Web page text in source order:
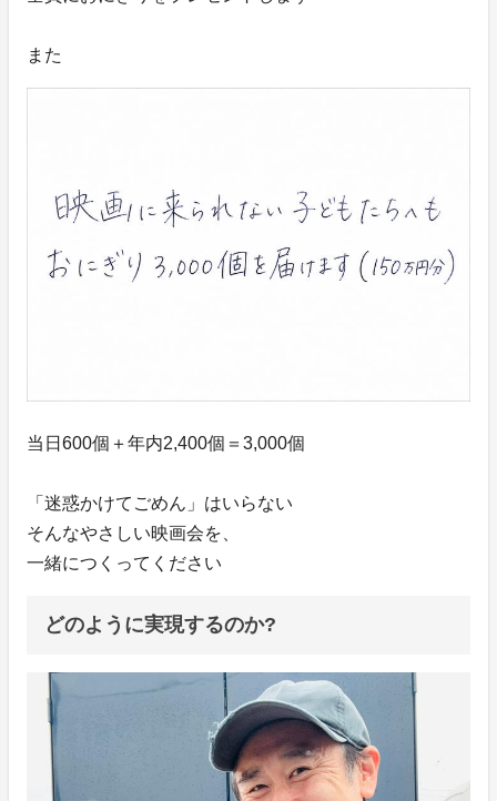
また
当日600個＋年内2,400個＝3,000個
「迷惑かけてごめん」はいらない
そんなやさしい映画会を、
一緒につくってください
どのように実現するのか?